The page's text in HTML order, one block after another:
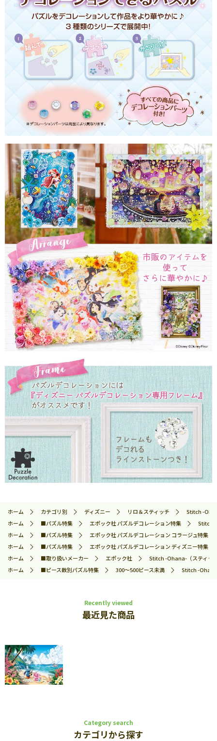
ホーム カテゴリ別 ディズニー リロ＆スティッチ
Stitch -
ホーム
■パズル特集 エポック社 パズルデコレーション特集
Stitch
ホーム
■パズル特集
エポック社 パズルデコレーション コラージュ特集
ホーム
■パズル特集
エポック社 パズルデコレーション ディズニー特集
ホーム
■取り扱いメーカー エポック社
Stitch -Ohana-（スティ
ホーム
■ピース数別パズル特集 300～500ピース未満 Stitch -
Recently viewed
最近見た商品
Category search
カテゴリから探す